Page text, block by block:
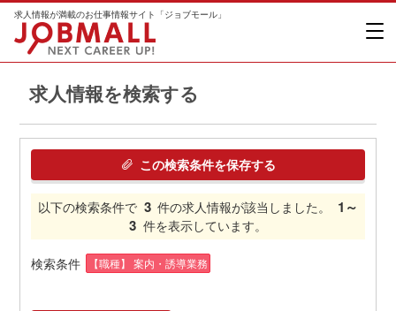
求人情報が満載のお仕事情報サイト「ジョブモール」
求人情報を検索する
この検索条件を保存する
以下の検索条件で 3 件の求人情報が該当しました。
1～
3 件を表示しています。
検索条件 【職種】 案内・誘導業務